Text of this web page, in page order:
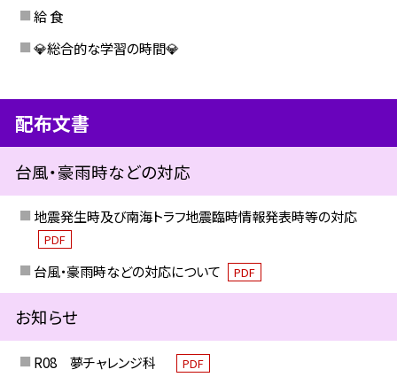
給 食
💎総合的な学習の時間💎
配布文書
台風・豪雨時などの対応
地震発生時及び南海トラフ地震臨時情報発表時等の対応
PDF
台風・豪雨時などの対応について PDF
お知らせ
R08 夢チャレンジ科 PDF